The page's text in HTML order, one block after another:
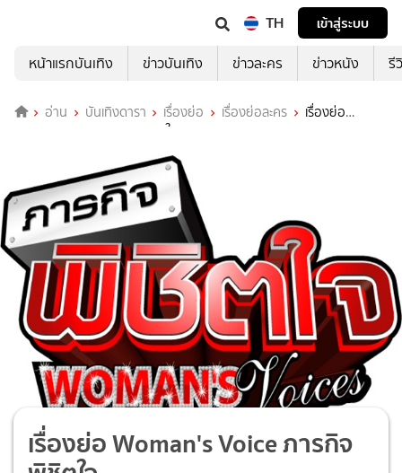
TH
เข้าสู่ระบบ
หน้าแรกบันเทิง
ข่าวบันเทิง ข่าวละคร ข่าวหนัง รี
อ่าน บันเทิงดารา เรื่องย่อ เรื่องย่อละคร
เรื่องย่อ
Woman's Voice ภารกิจ พิชิตใจ
เรื่องย่อ Woman's Voice ภารกิจ